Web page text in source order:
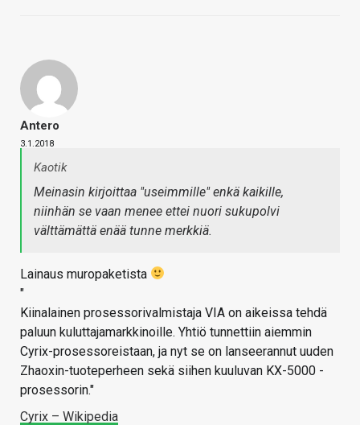
Antero
3.1.2018
Kaotik
Meinasin kirjoittaa "useimmille" enkä kaikille,
niinhän se vaan menee ettei nuori sukupolvi
välttämättä enää tunne merkkiä.
Lainaus muropaketista
"
Kiinalainen prosessorivalmistaja VIA on aikeissa tehdä
paluun kuluttajamarkkinoille. Yhtiö tunnettiin aiemmin
Cyrix-prosessoreistaan, ja nyt se on lanseerannut uuden
Zhaoxin-tuoteperheen sekä siihen kuuluvan KX-5000 -
prosessorin."
Cyrix – Wikipedia